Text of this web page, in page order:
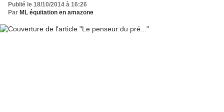
Publié le 18/10/2014 à 16:26
Par ML équitation en amazone